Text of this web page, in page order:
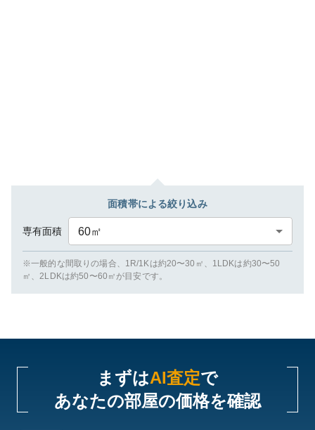
面積帯による絞り込み
専有面積 60㎡
※一般的な間取りの場合、1R/1Kは約20〜30㎡、1LDKは約30〜50
㎡、2LDKは約50〜60㎡が目安です。
まずはAI査定で
あなたの部屋の価格を確認